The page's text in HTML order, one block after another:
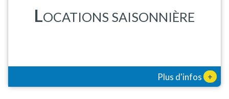
LOCATIONS SAISONNIÈRE
Plus d'infos +